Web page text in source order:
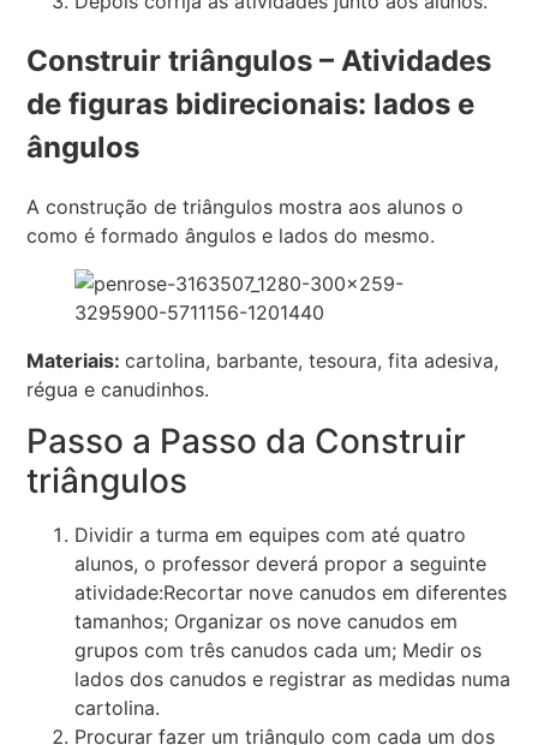
Construir triângulos – Atividades
de figuras bidirecionais: lados e
ângulos
A construção de triângulos mostra aos alunos o
como é formado ângulos e lados do mesmo.
Materiais:cartolina, barbante, tesoura, fita adesiva,
régua e canudinhos.
Passo a Passo da Construir
triângulos
Dividir a turma em equipes com até quatro
alunos, o professor deverá propor a seguinte
atividade:Recortar nove canudos em diferentes
tamanhos; Organizar os nove canudos em
grupos com três canudos cada um; Medir os
lados dos canudos e registrar as medidas numa
cartolina.
Procurar fazer um triângulo com cada um dos